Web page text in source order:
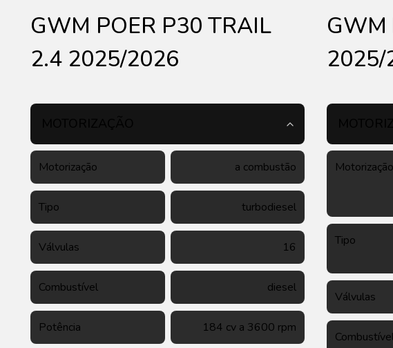
GWM POER P30 TRAIL
2.4 2025/2026
GWM
2025/
Motorização a combustão
Tipo turbodiesel
Válvulas 16
Combustível diesel
Potência 184 cv a 3600 rpm
Motorização
Tipo
Válvulas